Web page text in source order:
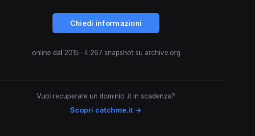
Chiedi informazioni
online dal 2015 · 4,267 snapshot su archive.org
Vuoi recuperare un dominio .it in scadenza?
Scopri catchme.it →